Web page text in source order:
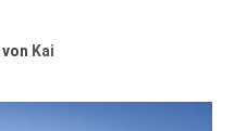
von Kai